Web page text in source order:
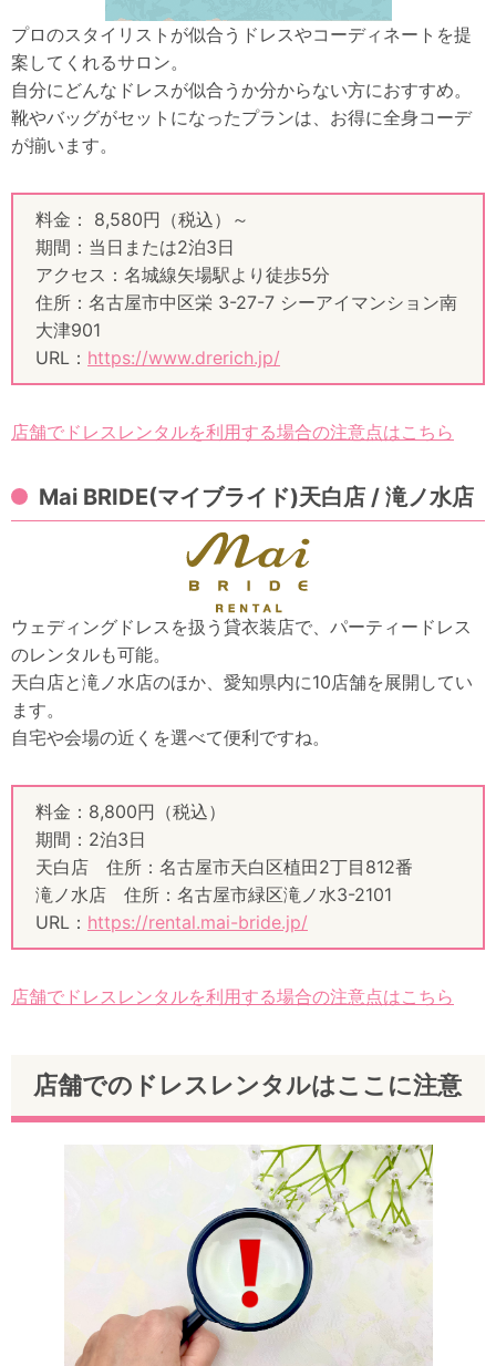
プロのスタイリストが似合うドレスやコーディネートを提
案してくれるサロン。
自分にどんなドレスが似合うか分からない方におすすめ。
靴やバッグがセットになったプランは、お得に全身コーデ
が揃います。
料金： 8,580円（税込）～
期間：当日または2泊3日
アクセス：名城線矢場駅より徒歩5分
住所：名古屋市中区栄 3-27-7 シーアイマンション南
大津901
URL： https://www.drerich.jp/
店舗でドレスレンタルを利用する場合の注意点はこちら
Mai BRIDE(マイブライド)天白店 / 滝ノ水店
ウェディングドレスを扱う貸衣装店で、パーティードレス
のレンタルも可能。
天白店と滝ノ水店のほか、愛知県内に10店舗を展開してい
ます。
自宅や会場の近くを選べて便利ですね。
料金：8,800円（税込）
期間：2泊3日
天白店 住所：名古屋市天白区植田2丁目812番
滝ノ水店 住所：名古屋市緑区滝ノ水3-2101
URL： https://rental.mai-bride.jp/
店舗でドレスレンタルを利用する場合の注意点はこちら
店舗でのドレスレンタルはここに注意